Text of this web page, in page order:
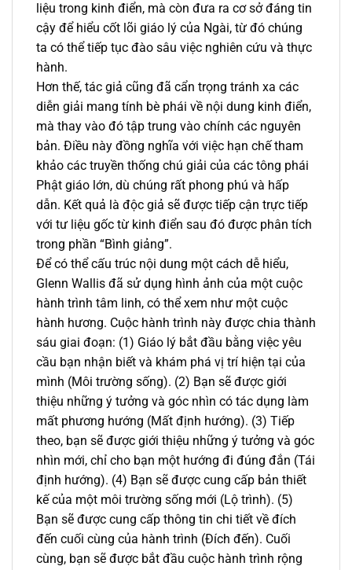
liệu trong kinh điển, mà còn đưa ra cơ sở đáng tin
cậy để hiểu cốt lõi giáo lý của Ngài, từ đó chúng
ta có thể tiếp tục đào sâu việc nghiên cứu và thực
hành.
Hơn thế, tác giả cũng đã cẩn trọng tránh xa các
diễn giải mang tính bè phái về nội dung kinh điển,
mà thay vào đó tập trung vào chính các nguyên
bản. Điều này đồng nghĩa với việc hạn chế tham
khảo các truyền thống chú giải của các tông phái
Phật giáo lớn, dù chúng rất phong phú và hấp
dẫn. Kết quả là độc giả sẽ được tiếp cận trực tiếp
với tư liệu gốc từ kinh điển sau đó được phân tích
trong phần “Bình giảng”.
Để có thể cấu trúc nội dung một cách dễ hiểu,
Glenn Wallis đã sử dụng hình ảnh của một cuộc
hành trình tâm linh, có thể xem như một cuộc
hành hương. Cuộc hành trình này được chia thành
sáu giai đoạn: (1) Giáo lý bắt đầu bằng việc yêu
cầu bạn nhận biết và khám phá vị trí hiện tại của
mình (Môi trường sống). (2) Bạn sẽ được giới
thiệu những ý tưởng và góc nhìn có tác dụng làm
mất phương hướng (Mất định hướng). (3) Tiếp
theo, bạn sẽ được giới thiệu những ý tưởng và góc
nhìn mới, chỉ cho bạn một hướng đi đúng đắn (Tái
định hướng). (4) Bạn sẽ được cung cấp bản thiết
kế của một môi trường sống mới (Lộ trình). (5)
Bạn sẽ được cung cấp thông tin chi tiết về đích
đến cuối cùng của hành trình (Đích đến). Cuối
cùng, bạn sẽ được bắt đầu cuộc hành trình rộng